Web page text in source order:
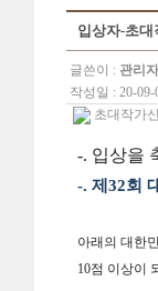
입상자-초대
글쓴이 : 관리자
작성일 : 20-09-
초대작가
-. 입상을
-. 제 32회
아래의 대한
10점 이상이